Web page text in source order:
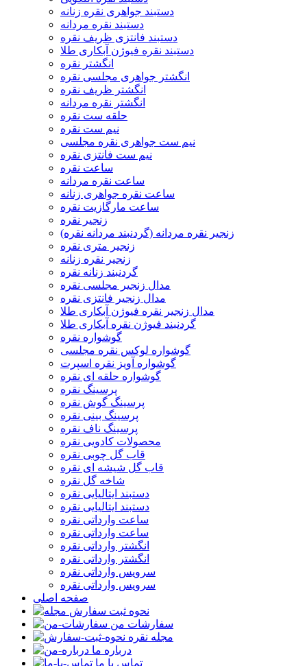
دستبند جواهری نقره زنانه
دستبند نقره مردانه
دستبند فانتزی ظریف نقره
دستبند نقره فیوژن آبکاری طلا
انگشتر نقره
انگشتر جواهری مجلسی نقره
انگشتر ظریف نقره
انگشتر نقره مردانه
حلقه ست نقره
نیم ست نقره
نیم ست جواهری نقره مجلسی
نیم ست فانتزی نقره
ساعت نقره
ساعت نقره مردانه
ساعت نقره جواهری زنانه
ساعت مارگازیت نقره
زنجیر نقره
زنجیر نقره مردانه (گردنبند مردانه نقره)
زنجیر متری نقره
زنجیر نقره زنانه
گردنبند زنانه نقره
مدال زنجیر مجلسی نقره
مدال زنجیر فانتزی نقره
مدال زنجیر نقره فیوژن آبکاری طلا
گردنبند فیوژن نقره آبکاری طلا
گوشواره نقره
گوشواره لوکس نقره مجلسی
گوشواره آویز نقره اسپرت
گوشواره حلقه ای نقره
پرسینگ نقره
پرسینگ گوش نقره
پرسینگ بینی نقره
پرسینگ ناف نقره
محصولات کادویی نقره
قاب گل چوبی نقره
قاب گل شیشه ای نقره
شاخه گل نقره
دستبند ایتالیایی نقره
دستبند ایتالیایی نقره
ساعت وارداتی نقره
ساعت وارداتی نقره
انگشتر وارداتی نقره
انگشتر وارداتی نقره
سرویس وارداتی نقره
سرویس وارداتی نقره
صفحه اصلی
نحوه ثبت سفارش
سفارشات من
مجله نقره
درباره ما
تماس با ما